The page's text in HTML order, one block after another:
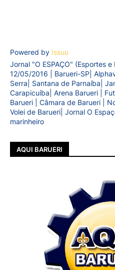
Powered by Issuu
Jornal "O ESPAÇO" (Esportes
12/05/2016 | Barueri-SP|
Serra| Santana de Parnaíba|
Carapicuíba| Arena Barueri |
Barueri | Câmara de Barueri |
Volei de Barueri| Jornal O
marinheiro
AQUI BARUERI